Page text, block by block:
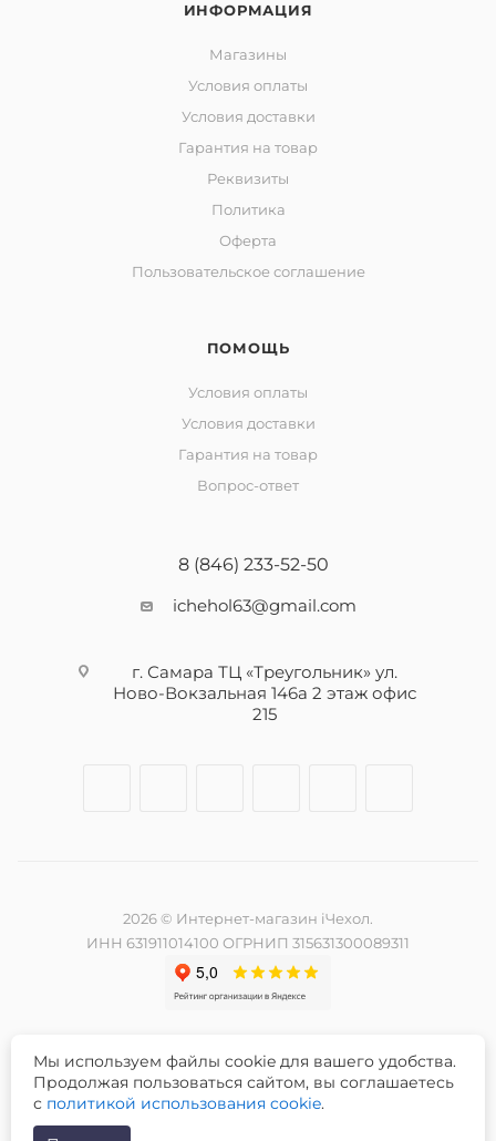
ИНФОРМАЦИЯ
Магазины
Условия оплаты
Условия доставки
Гарантия на товар
Реквизиты
Политика
Оферта
Пользовательское соглашение
ПОМОЩЬ
Условия оплаты
Условия доставки
Гарантия на товар
Вопрос-ответ
8 (846) 233-52-50
ichehol63@gmail.com
г. Самара ТЦ «Треугольник» ул.
Ново-Вокзальная 146а 2 этаж офис
215
2026 © Интернет-магазин iЧехол.
ИНН 631911014100 ОГРНИП 315631300089311
Разработка и продвижение сайта -
Мы используем файлы cookie для вашего удобства.
Продолжая пользоваться сайтом, вы соглашаетесь
с политикой использования cookie.